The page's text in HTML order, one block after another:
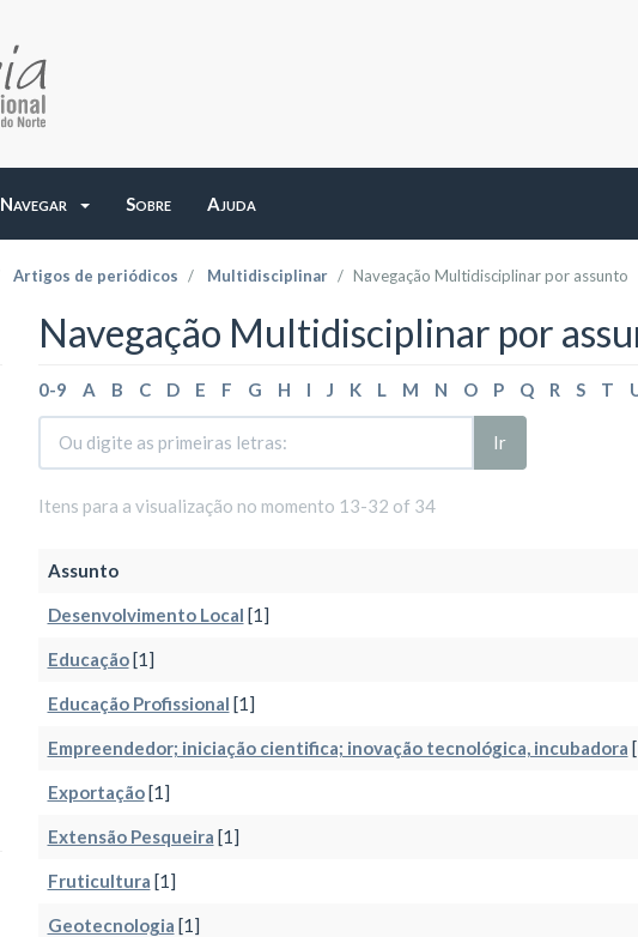
Navegar Sobre Ajuda
Artigos de periódicos Multidisciplinar Navegação Multidisciplinar por assunto
Navegação Multidisciplinar por
0-9 A B C D E F G H I J K L M N O P Q R S T
Ir
Itens para a visualização no momento 13-32 of 34
Assunto
Desenvolvimento Local [1]
Educação[1]
Educação Profissional [1]
Empreendedor; iniciação cientifica; inovação tecnológica, incubadora
Exportação[1]
Extensão Pesqueira [1]
Fruticultura [1]
Geotecnologia [1]